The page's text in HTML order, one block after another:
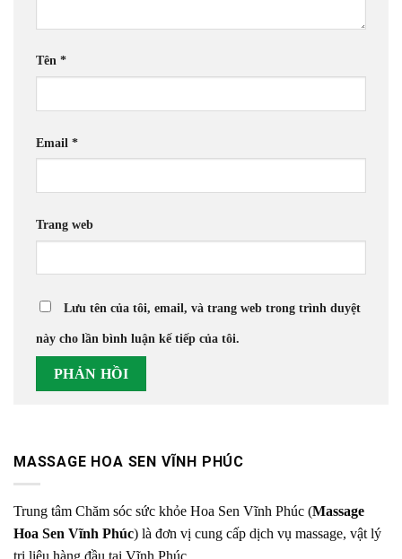
Tên *
Email *
Trang web
Lưu tên của tôi, email, và trang web trong trình duyệt
này cho lần bình luận kế tiếp của tôi.
MASSAGE HOA SEN VĨNH PHÚC
Trung tâm Chăm sóc sức khỏe Hoa Sen Vĩnh Phúc (Massage
Hoa Sen Vĩnh Phúc) là đơn vị cung cấp dịch vụ massage, vật lý
trị liệu hàng đầu tại Vĩnh Phúc.